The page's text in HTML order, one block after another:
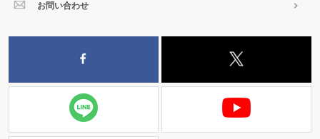
お問い合わせ